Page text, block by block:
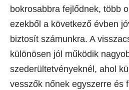
bokrosabbra fejlődnek, több
ezekből a következő évben
biztosít számunkra. A
különösen jól működik
szederültetvényeknél, ahol
vesszők nőnek egyszerre és